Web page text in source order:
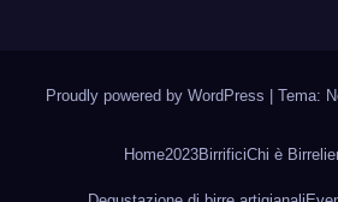
Proudly powered by WordPress Tema:
Home2023BirrificiChi è